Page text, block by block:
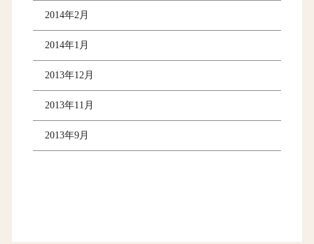
2014年2月
2014年1月
2013年12月
2013年11月
2013年9月